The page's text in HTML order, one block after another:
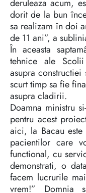
deruleaza acum,
dorit de la bun
sa realizam în doi
de 11 ani”, a
În aceasta
tehnice ale
asupra
scurt timp sa fie
asupra cladirii.
Doamna ministru
pentru acest
aici, la Bacau este
pacientilor care
functional, cu
demonstrati, o
facem lucrurile
vrem!” Domnia